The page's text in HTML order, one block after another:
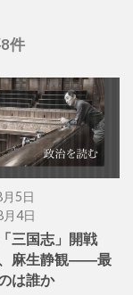
件
5日
4日
三国志」開戦
麻生静観――最
は誰か